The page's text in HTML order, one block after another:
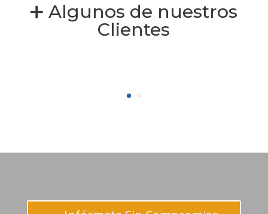
➕ Algunos de nuestros
Clientes